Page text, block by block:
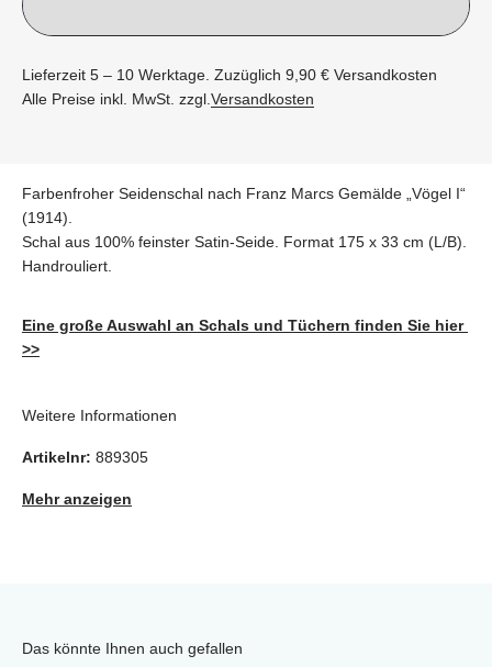
Lieferzeit 5 – 10 Werktage. Zuzüglich 9,90 € Versandkosten
Alle Preise inkl. MwSt. zzgl.Versandkosten
Farbenfroher Seidenschal nach Franz Marcs Gemälde „Vögel I“
(1914).
Schal aus 100% feinster Satin-Seide. Format 175 x 33 cm (L/B).
Handrouliert.
Eine große Auswahl an Schals und Tüchern finden Sie hier
>>
Weitere Informationen
Artikelnr: 889305
Mehr anzeigen
Das könnte Ihnen auch gefallen